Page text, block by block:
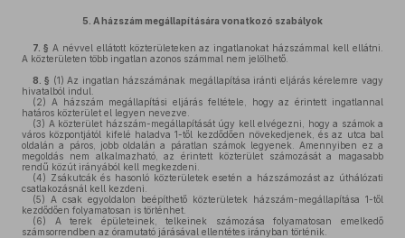
5. A házszám megállapítására vonatkozó szabályok
7. § A névvel ellátott közterületeken az ingatlanokat házszámmal kell ellátni.
A közterületen több ingatlan azonos számmal nem jelölhető.
8. § (1) Az ingatlan házszámának megállapítása iránti eljárás kérelemre vagy
hivatalból indul.
(2) A házszám megállapítási eljárás feltétele, hogy az érintett ingatlannal
határos közterület el legyen nevezve.
(3) A közterület házszám-megállapítását úgy kell elvégezni, hogy a számok a
város központjától kifelé haladva 1-től kezdődően növekedjenek, és az utca bal
oldalán a páros, jobb oldalán a páratlan számok legyenek. Amennyiben ez a
megoldás nem alkalmazható, az érintett közterület számozását a magasabb
rendű közút irányából kell megkezdeni.
(4) Zsákutcák és hasonló közterületek esetén a házszámozást az úthálózati
csatlakozásnál kell kezdeni.
(5) A csak egyoldalon beépíthető közterületek házszám-megállapítása 1-től
kezdődően folyamatosan is történhet.
(6) A terek épületeinek, telkeinek számozása folyamatosan emelkedő
számsorrendben az óramutató járásával ellentétes irányban történik.